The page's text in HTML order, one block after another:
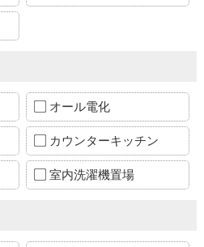
オール電化
カウンターキッチン
室内洗濯機置場